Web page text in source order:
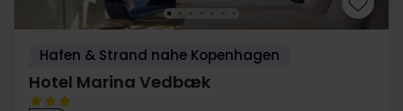
Hafen & Strand nahe Kopenhagen
Hotel Marina Vedbæk